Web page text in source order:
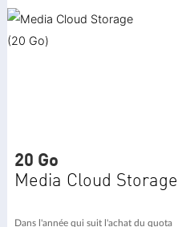
20 Go
Media Cloud Storage
Dans l'année qui suit l'achat du quota